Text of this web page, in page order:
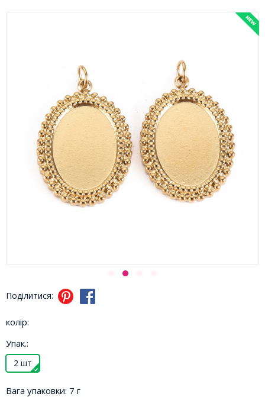
Поділитися:
колір:
Упак.:
2 шт
Вага упаковки: 7 г